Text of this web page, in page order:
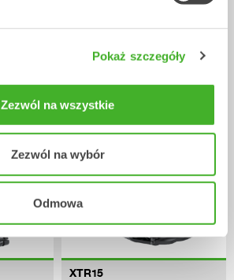
Pokaż szczegóły
Zezwól na wszystkie
Zezwól na wybór
Odmowa
XTR13
XTR15